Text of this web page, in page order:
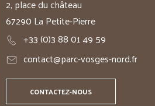
2, place du château
67290 La Petite-Pierre
+33 (0)3 88 01 49 59
contact@parc-vosges-nord.fr
CONTACTEZ-NOUS